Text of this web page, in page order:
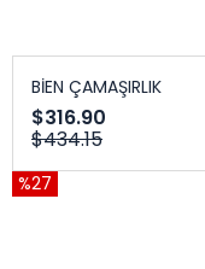
BİEN ÇAMAŞIRLIK
$316.90
$434.15
%27